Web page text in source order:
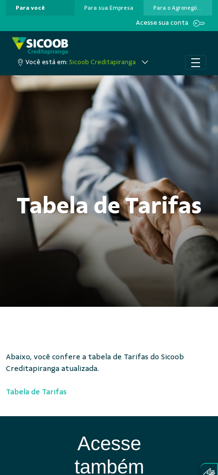
Pular para o Conteúdo principal
Para você Para sua Empresa Para o Agronegócio
Acesse sua conta
Você está em: Sicoob Creditapiranga
Tabela de Tarifas
Abaixo, você confere a tabela de Tarifas do Sicoob
Creditapiranga atualizada.
Tabela de Tarifas
Acesse
também